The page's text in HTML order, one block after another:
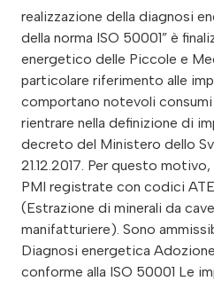
realizzazione della diagnosi
della norma ISO 50001” è
energetico delle Piccole e
particolare riferimento alle
comportano notevoli
rientrare nella definizione di
decreto del Ministero dello
21.12.2017. Per questo
PMI registrate con codici
(Estrazione di minerali da
manifatturiere). Sono
Diagnosi energetica
conforme alla ISO 50001 Le